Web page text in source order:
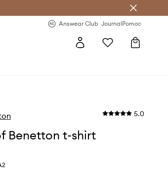
Answear Club JournalPomoc
5.0
Benetton t-shirt